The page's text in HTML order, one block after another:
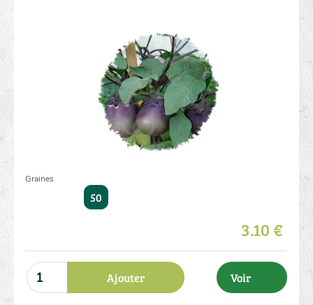
Graines
50
3.10 €
Ajouter Voir